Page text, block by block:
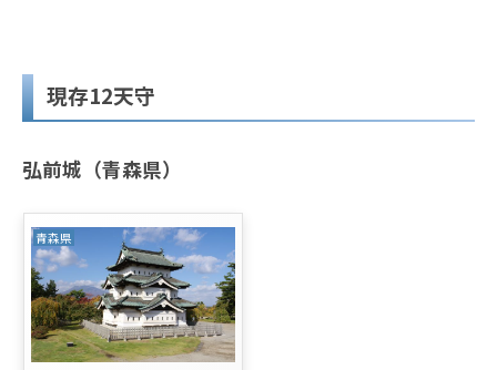
現存12天守
弘前城（青森県）
青森県